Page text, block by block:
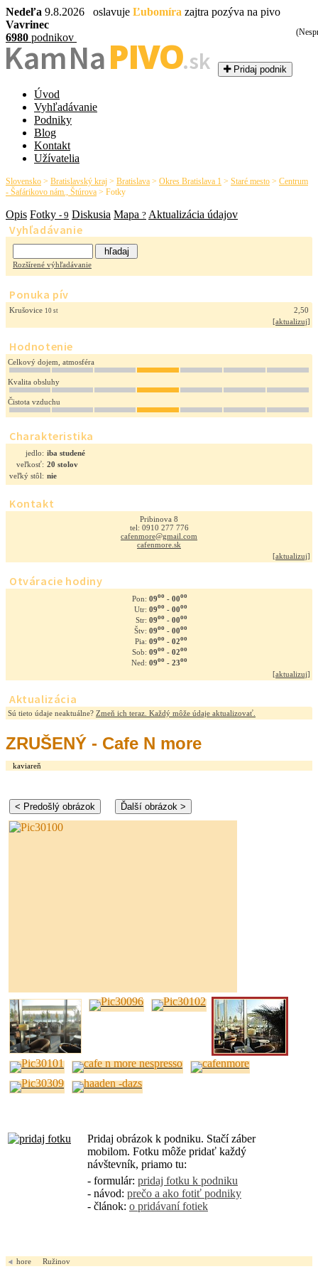
Nedeľa 9.8.2026 oslavuje Ľubomíra zajtra pozýva na pivo
Vavrinec
6980 podnikov
Kam NaPIVO.sk Pridaj podnik
Úvod
Vyhľadávanie
Podniky
Blog
Kontakt
Užívatelia
Slovensko > Bratislavský kraj > Bratislava > Okres Bratislava 1 > Staré mesto > Centrum
- Šafárikovo nám., Štúrova > Fotky
Opis Fotky - 9 Diskusia Mapa ? Aktualizácia údajov
Vyhľadávanie
Rozšírené výhľadávanie
Ponuka pív
Krušovice 10 st
2,50
[aktualizuj]
Hodnotenie
Celkový dojem, atmosféra
Kvalita obsluhy
Čistota vzduchu
Charakteristika
jedlo: iba studené
veľkosť: 20 stolov
veľký stôl: nie
Kontakt
Pribinova 8
tel: 0910 277 776
cafenmore@gmail.com
cafenmore.sk
[aktualizuj]
Otváracie hodiny
Pon: 09oo- 00oo
Utr: 09oo- 00oo
Str: 09oo- 00oo
Štv: 09oo- 00oo
Pia: 09oo- 02oo
Sob: 09oo- 02oo
Ned: 09oo- 23oo
[aktualizuj]
Aktualizácia
Sú tieto údaje neaktuálne? Zmeň ich teraz. Každý môže údaje aktualizovať.
ZRUŠENÝ - Cafe N more
kaviareň
Pridaj obrázok k podniku. Stačí záber
mobilom. Fotku môže pridať každý
návštevník, priamo tu:
- formulár: pridaj fotku k podniku
- návod: prečo a ako fotiť podniky
- článok: o pridávaní fotiek
hore Ružinov